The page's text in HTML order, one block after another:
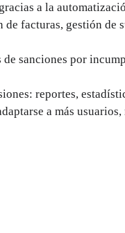
a la
facturas, gestión de
sanciones por
reportes,
a más usuarios,